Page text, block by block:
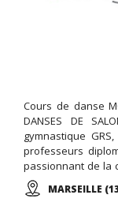
Cours de danse
DANSES DE
gymnastique
professeurs
passionnant de la
Stages vacances,
MARSEILLE